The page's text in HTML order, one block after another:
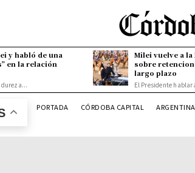
y habló de una
en la relación
Milei vuelve a
sobre
largo plazo
El Presidente
PORTADA CÓRDOBA CAPITAL ARGENTINA